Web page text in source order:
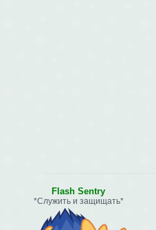
Flash Sentry
*Служить и защищать*